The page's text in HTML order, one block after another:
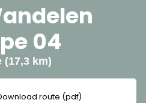
04
km)
route (pdf)